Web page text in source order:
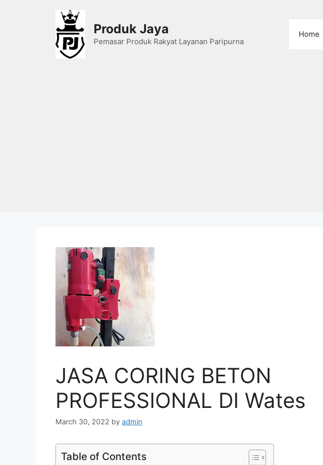
Produk Jaya
Pemasar Produk Rakyat Layanan Paripurna
Home
JASA CORING BETON
PROFESSIONAL DI Wates
March 30, 2022 by admin
Table of Contents